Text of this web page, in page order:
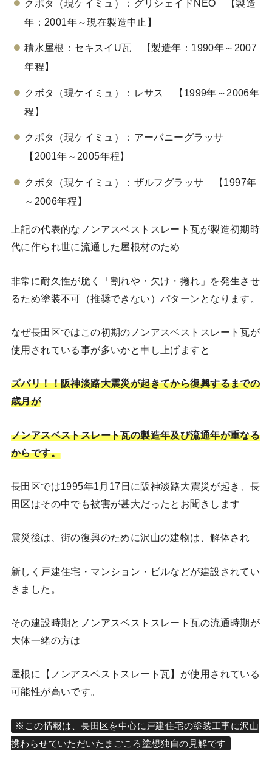
クボタ（現ケイミュ）：グリシェイドNEO 【製造
年：2001年～現在製造中止】
積水屋根：セキスイU瓦 【製造年：1990年～2007
年程】
クボタ（現ケイミュ）：レサス 【1999年～2006年
程】
クボタ（現ケイミュ）：アーバニーグラッサ
【2001年～2005年程】
クボタ（現ケイミュ）：ザルフグラッサ 【1997年
～2006年程】
上記の代表的なノンアスベストスレート瓦が製造初期時
代に作られ世に流通した屋根材のため
非常に耐久性が脆く「割れや・欠け・捲れ」を発生させ
るため塗装不可（推奨できない）パターンとなります。
なぜ長田区ではこの初期のノンアスベストスレート瓦が
使用されている事が多いかと申し上げますと
ズバリ！！阪神淡路大震災が起きてから復興するまでの
歳月が
ノンアスベストスレート瓦の製造年及び流通年が重なる
からです。
長田区では1995年1月17日に阪神淡路大震災が起き、長
田区はその中でも被害が甚大だったとお聞きします
震災後は、街の復興のために沢山の建物は、解体され
新しく戸建住宅・マンション・ビルなどが建設されてい
きました。
その建設時期とノンアスベストスレート瓦の流通時期が
大体一緒の方は
屋根に【ノンアスベストスレート瓦】が使用されている
可能性が高いです。
※この情報は、長田区を中心に戸建住宅の塗装工事に沢山
携わらせていただいたまごころ塗想独自の見解です